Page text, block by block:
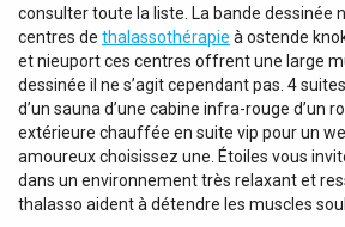
consulter toute la liste. La bande dessinée
centres de thalassothérapie à ostende
et nieuport ces centres offrent une large
dessinée il ne s’agit cependant pas. 4
d’un sauna d’une cabine infra-rouge d’un
extérieure chauffée en suite vip pour un
amoureux choisissez une. Étoiles vous
dans un environnement très relaxant et
thalasso aident à détendre les muscles